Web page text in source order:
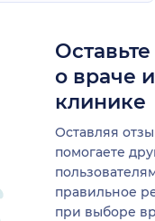
о враче
клинике
Оставляя
помогаете
правильное
при выборе